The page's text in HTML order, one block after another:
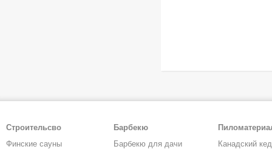
Строительсво
Финские сауны
Барбекю
Барбекю для дачи
Канадский